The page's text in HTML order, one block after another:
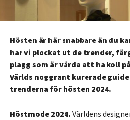
Hösten är här snabbare än du
har vi plockat ut de trender,
plagg som är värda att ha koll
Världs noggrant kurerade
trenderna för hösten 2024.
Höstmode 2024. Världens